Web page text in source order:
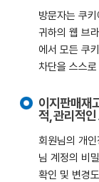
방문자는 쿠
귀하의 웹 브
에서 모든 쿠
차단을 스스
이지판매재
적, 관리적
회원님의 개
님 계정의 비
확인 및 변경